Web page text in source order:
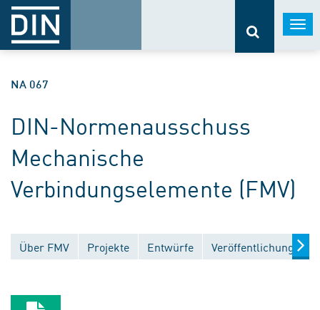
NA 067
DIN-Normenausschuss
Mechanische
Verbindungselemente (FMV)
Über FMV Projekte Entwürfe Veröffentlichungen